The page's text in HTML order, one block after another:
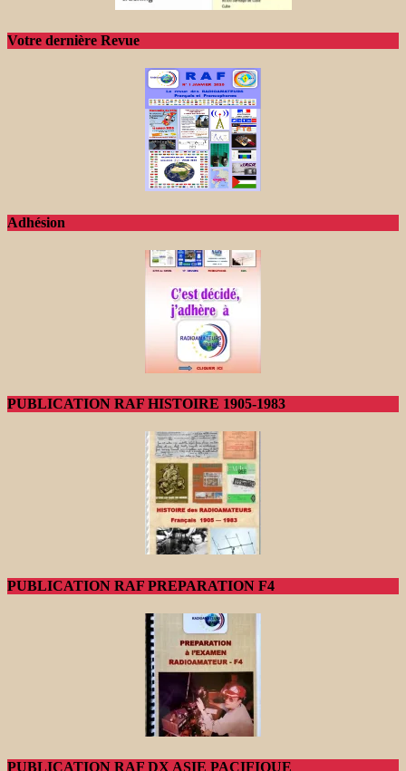
Votre dernière Revue
Adhésion
PUBLICATION RAF HISTOIRE 1905-1983
PUBLICATION RAF PREPARATION F4
PUBLICATION RAF DX ASIE PACIFIQUE